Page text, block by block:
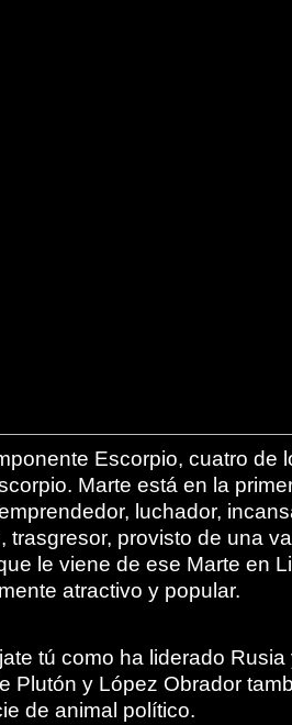
Escorpio, cuatro de
Marte está en la
luchador,
trasgresor, provisto de una
le viene de ese Marte en
atractivo y popular.
tú como ha liderado Rusia
Plutón y López Obrador
de animal político.